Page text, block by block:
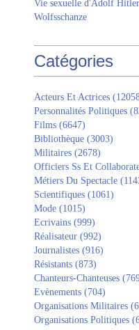
Vie sexuelle d'Adolf Hitler
Wolfsschanze
Catégories
Acteurs Et Actrices
Personnalités Politiques
Films (6647)
Bibliothèque (3003)
Militaires (2678)
Officiers Ss Et
Métiers Du Spectacle
Scientifiques (1061)
Mode (1015)
Ecrivains (999)
Réalisateur (992)
Journalistes (916)
Résistants (873)
Chanteurs-Chanteuses
Evènements (704)
Organisations Militaires
Organisations Politiques